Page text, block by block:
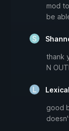
mod
be
thank
N
good